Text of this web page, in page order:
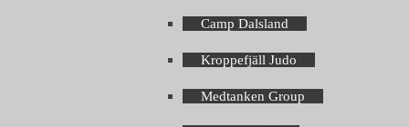
Camp Dalsland
Kroppefjäll Judo
Medtanken Group